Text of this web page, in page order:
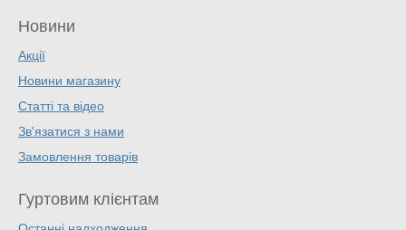
Новини
Акції
Новини магазину
Статті та відео
Зв'язатися з нами
Замовлення товарів
Гуртовим клієнтам